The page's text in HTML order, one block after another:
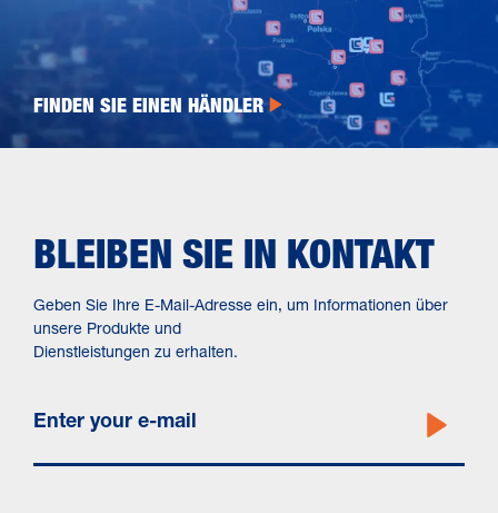
FINDEN SIE EINEN HÄNDLER
BLEIBEN SIE IN KONTAKT
Geben Sie Ihre E-Mail-Adresse ein, um Informationen über
unsere Produkte und
Dienstleistungen zu erhalten.